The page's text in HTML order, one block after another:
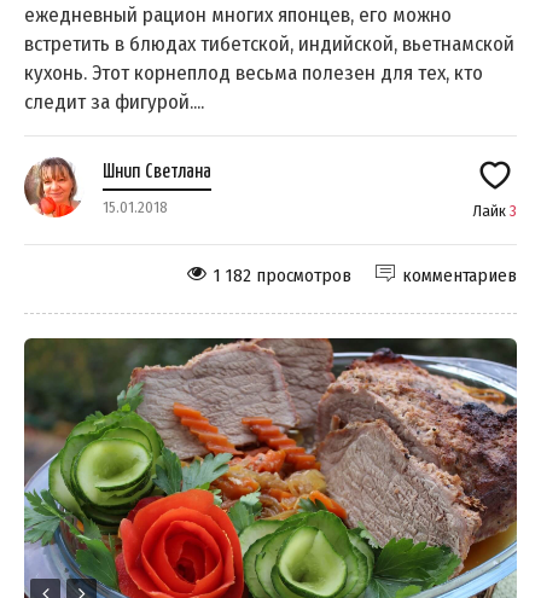
ежедневный рацион многих японцев, его можно
встретить в блюдах тибетской, индийской, вьетнамской
кухонь. Этот корнеплод весьма полезен для тех, кто
следит за фигурой....
Шнип Светлана
15.01.2018 Лайк 3
комментариев
1 182 просмотров